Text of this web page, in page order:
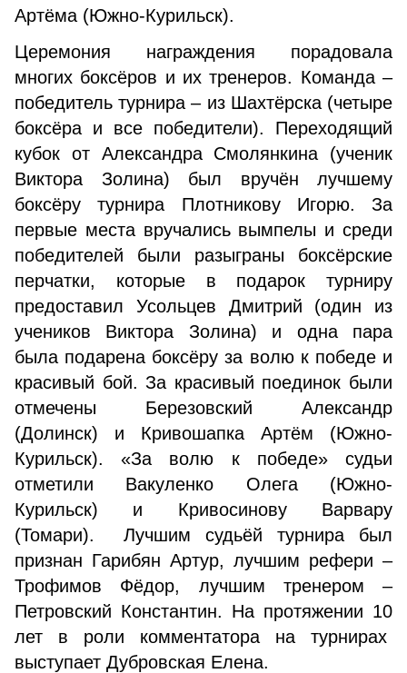
Артёма (Южно-Курильск).
Церемония награждения порадовала
многих боксёров и их тренеров. Команда –
победитель турнира – из Шахтёрска (четыре
боксёра и все победители). Переходящий
кубок от Александра Смолянкина (ученик
Виктора Золина) был вручён лучшему
боксёру турнира Плотникову Игорю. За
первые места вручались вымпелы и среди
победителей были разыграны боксёрские
перчатки, которые в подарок турниру
предоставил Усольцев Дмитрий (один из
учеников Виктора Золина) и одна пара
была подарена боксёру за волю к победе и
красивый бой. За красивый поединок были
отмечены Березовский Александр
(Долинск) и Кривошапка Артём (Южно-
Курильск). «За волю к победе» судьи
отметили Вакуленко Олега (Южно-
Курильск) и Кривосинову Варвару
(Томари). Лучшим судьёй турнира был
признан Гарибян Артур, лучшим рефери –
Трофимов Фёдор, лучшим тренером –
Петровский Константин. На протяжении 10
лет в роли комментатора на турнирах
выступает Дубровская Елена.